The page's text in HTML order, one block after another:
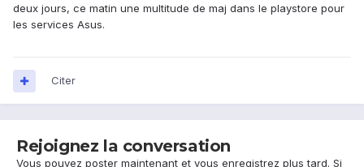
deux jours, ce matin une multitude de maj dans le playstore pour
les services Asus.
Citer
Rejoignez la conversation
Vous pouvez poster maintenant et vous enregistrez plus tard. Si